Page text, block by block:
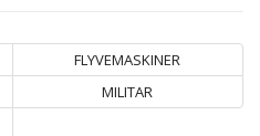
FLYVEMASKINER
MILITAR